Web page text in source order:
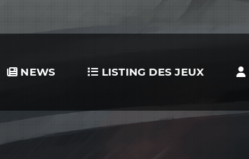
NEWS LISTING DES JEUX